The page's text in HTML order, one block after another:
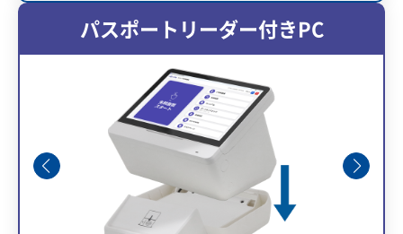
パスポートリーダー付きPC